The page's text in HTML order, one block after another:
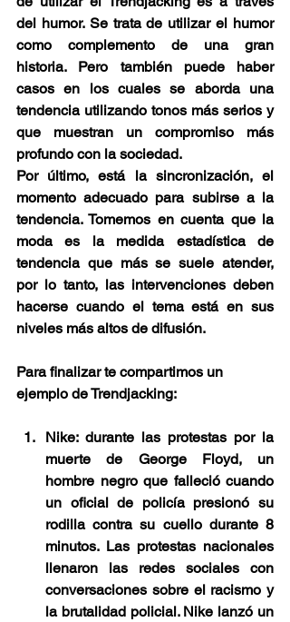
del humor. Se trata de utilizar el humor
como complemento de una gran
historia. Pero también puede haber
casos en los cuales se aborda una
tendencia utilizando tonos más serios y
que muestran un compromiso más
profundo con la sociedad.
Por último, está la sincronización, el
momento adecuado para subirse a la
tendencia. Tomemos en cuenta que la
moda es la medida estadística de
tendencia que más se suele atender,
por lo tanto, las intervenciones deben
hacerse cuando el tema está en sus
niveles más altos de difusión.
Para finalizar te compartimos un
ejemplo de Trendjacking:
Nike: durante las protestas por la
muerte de George Floyd, un
hombre negro que falleció cuando
un oficial de policía presionó su
rodilla contra su cuello durante 8
minutos. Las protestas nacionales
llenaron las redes sociales con
conversaciones sobre el racismo y
la brutalidad policial. Nike lanzó un